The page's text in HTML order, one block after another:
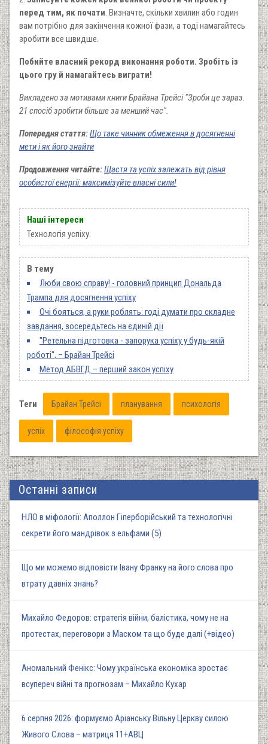
перед тим, як почати. Визначте, скільки хвилин або годин
вам потрібно для закінчення кожної фази, а тоді намагайтесь
зробити все швидше.
Побийте власний рекорд виконання роботи. Зробіть із
цього гру й намагайтесь виграти!
Викладено за мотивами книги Брайана Трейсі "Зроби це зараз.
21 спосіб зробити більше за менший час".
Попередня стаття:Що таке чинник обмеження в досягненні
мети і як його знайти
Продовження читайте:Щастя та успіх залежать від рівня
особистої енергії: максимізуйте власні сили!
Наші інтереси
Технологія успіху.
В тему
Люби свою справу! - головний принцип Дональда
Трампа для досягнення успіху
Очі бояться, а руки роблять: годі думати про складне
завдання, зосередьтесь на єдиній дії
"Ретельна підготовка - запорука успіху у будь-якій
роботі", – Брайан Трейсі
Метод АБВГД – перший закон успіху
Теги Брайан Трейсі планування психологія
успіх філософія успіху
Останні записи
НЛО в міфології: Аполлон Гіперборійський та технологічні
секрети його мандрівок з ельфами (5)
Що ми можемо відповісти Івану Франку на його слова про
втрату давніх знань?
Михайло Федоров: стратегія війни, балістика, чому не на
протестах, переговори з Маском та що буде далі (+відео)
Аномальний Фенікс: Чому українська економіка зростає
всупереч війні та прогнозам – Михайло Кухар
6 серпня 2026: формуємо Аріанську Вільну Церкву силою
Живого Слова – матриця 11+АВЦ